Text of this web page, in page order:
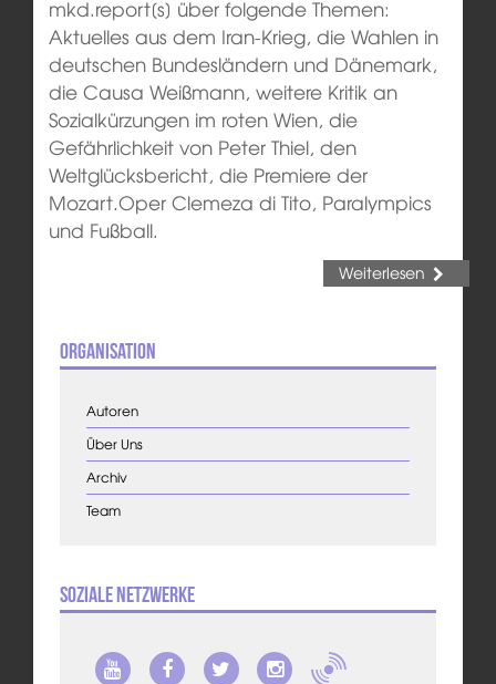
mkd.report[s] über folgende Themen:
Aktuelles aus dem Iran-Krieg, die Wahlen in
deutschen Bundesländern und Dänemark,
die Causa Weißmann, weitere Kritik an
Sozialkürzungen im roten Wien, die
Gefährlichkeit von Peter Thiel, den
Weltglücksbericht, die Premiere der
Mozart.Oper Clemeza di Tito, Paralympics
und Fußball.
Weiterlesen
Organisation
Autoren
Über Uns
Archiv
Team
Soziale Netzwerke